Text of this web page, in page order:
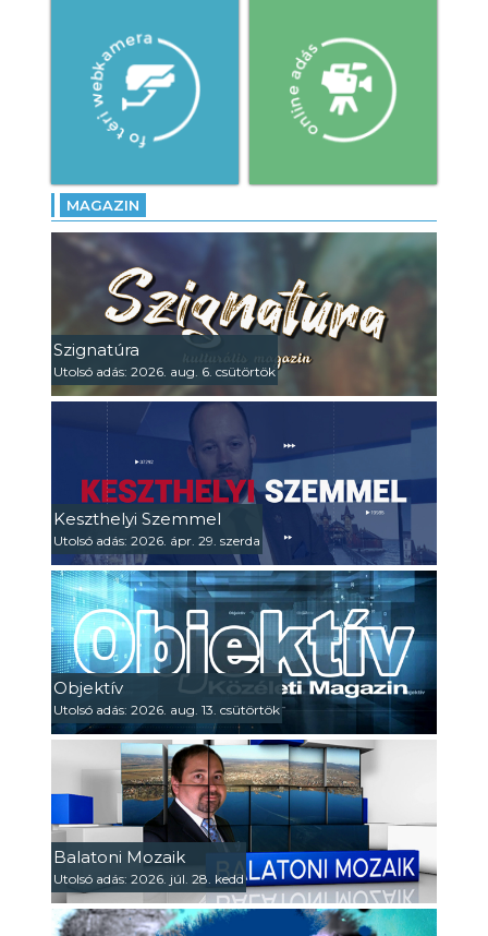
MAGAZIN
Szignatúra
Utolsó adás: 2026. aug. 6. csütörtök
Keszthelyi Szemmel
Utolsó adás: 2026. ápr. 29. szerda
Objektív
Utolsó adás: 2026. aug. 13. csütörtök
Balatoni Mozaik
Utolsó adás: 2026. júl. 28. kedd